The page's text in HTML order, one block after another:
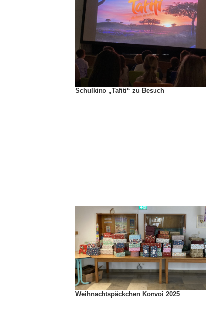
Schulkino „Tafiti“ zu Besuch
Weihnachtspäckchen Konvoi 2025